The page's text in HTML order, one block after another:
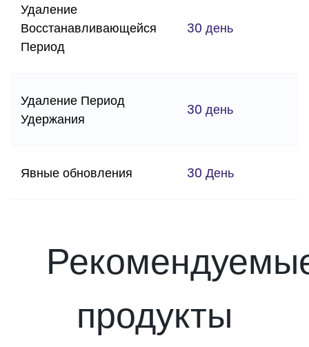
Удаление
Восстанавливающейся
Период
30 день
Удаление Период
Удержания
30 день
Явные обновления 30 День
продукты